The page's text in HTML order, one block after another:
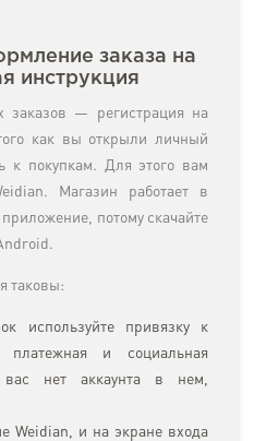
заказа на
инструкция
заказов — регистрация на
как вы открыли личный
к покупкам. Для этого вам
Магазин работает в
потому скачайте
таковы:
используйте привязку к
платежная и социальная
нет аккаунта в нем,
Weidian, и на экране входа